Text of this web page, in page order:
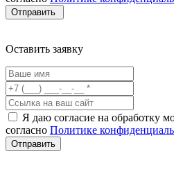
Оставить заявку
Я даю согласие на обработку
согласно Политике
Отправить